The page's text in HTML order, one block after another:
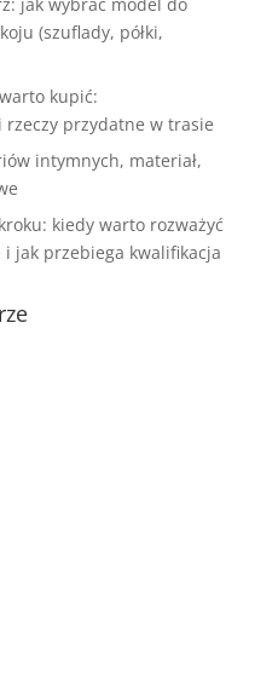
(szuflady, półki,
kupić:
przydatne w trasie
intymnych, materiał,
kiedy warto rozważyć
jak przebiega kwalifikacja